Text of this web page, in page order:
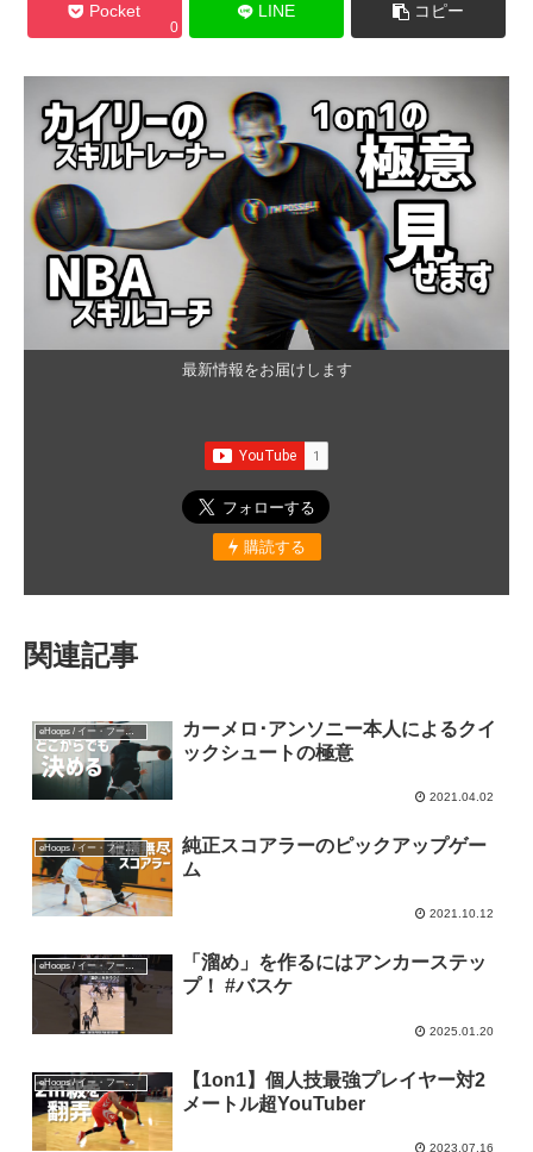
Pocket
0
LINE コピー
最新情報をお届けします
購読する
関連記事
eHoops / イー・フープス
カーメロ･アンソニー本人によるクイ
ックシュートの極意
2021.04.02
eHoops / イー・フープス
純正スコアラーのピックアップゲー
ム
2021.10.12
eHoops / イー・フープス
「溜め」を作るにはアンカーステッ
プ！ #バスケ
2025.01.20
eHoops / イー・フープス
【1on1】個人技最強プレイヤー対2
メートル超YouTuber
2023.07.16